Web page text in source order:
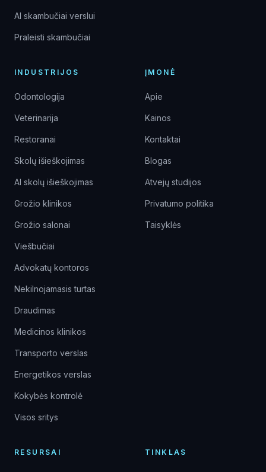
AI skambučiai verslui
Praleisti skambučiai
INDUSTRIJOS
Odontologija
Veterinarija
Restoranai
Skolų išieškojimas
AI skolų išieškojimas
Grožio klinikos
Grožio salonai
Viešbučiai
Advokatų kontoros
Nekilnojamasis turtas
Draudimas
Medicinos klinikos
Transporto verslas
Energetikos verslas
Kokybės kontrolė
Visos sritys
ĮMONĖ
Apie
Kainos
Kontaktai
Blogas
Atvejų studijos
Privatumo politika
Taisyklės
RESURSAI TINKLAS